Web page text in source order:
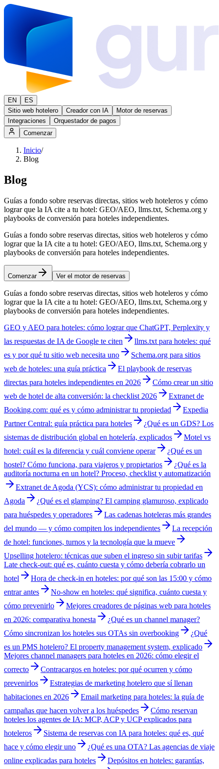
EN
ES
Sitio web hotelero
Creador con IA
Motor de reservas
Integraciones
Orquestador de pagos
Comenzar
Inicio/
Blog
Blog
Guías a fondo sobre reservas directas, sitios web hoteleros y cómo
lograr que la IA cite a tu hotel: GEO/AEO, llms.txt, Schema.org y
playbooks de conversión para hoteles independientes.
Guías a fondo sobre reservas directas, sitios web hoteleros y cómo
lograr que la IA cite a tu hotel: GEO/AEO, llms.txt, Schema.org y
playbooks de conversión para hoteles independientes.
Comenzar Ver el motor de reservas
Guías a fondo sobre reservas directas, sitios web hoteleros y cómo
lograr que la IA cite a tu hotel: GEO/AEO, llms.txt, Schema.org y
playbooks de conversión para hoteles independientes.
GEO y AEO para hoteles: cómo lograr que ChatGPT, Perplexity y
las respuestas de IA de Google te citen
llms.txt para hoteles: qué
es y por qué tu sitio web necesita uno
Schema.org para sitios
web de hoteles: una guía práctica
El playbook de reservas
directas para hoteles independientes en 2026
Cómo crear un sitio
web de hotel de alta conversión: la checklist 2026
Extranet de
Booking.com: qué es y cómo administrar tu propiedad
Expedia
Partner Central: guía práctica para hoteles
¿Qué es un GDS? Los
sistemas de distribución global en hotelería, explicados
Motel vs
hotel: cuál es la diferencia y cuál conviene operar
¿Qué es un
hostel? Cómo funciona, para viajeros y propietarios
¿Qué es la
auditoría nocturna en un hotel? Proceso, checklist y automatización
Extranet de Agoda (YCS): cómo administrar tu propiedad en
Agoda
¿Qué es el glamping? El camping glamuroso, explicado
para huéspedes y operadores
Las cadenas hoteleras más grandes
del mundo — y cómo compiten los independientes
La recepción
de hotel: funciones, turnos y la tecnología que la mueve
Upselling hotelero: técnicas que suben el ingreso sin subir tarifas
Late check-out: qué es, cuánto cuesta y cómo debería cobrarlo un
hotel
Hora de check-in en hoteles: por qué son las 15:00 y cómo
entrar antes
No-show en hoteles: qué significa, cuánto cuesta y
cómo prevenirlo
Mejores creadores de páginas web para hoteles
en 2026: comparativa honesta
¿Qué es un channel manager?
Cómo sincronizan los hoteles sus OTAs sin overbooking
¿Qué
es un PMS hotelero? El property management system, explicado
Mejores channel managers para hoteles en 2026: cómo elegir el
correcto
Contracargos en hoteles: por qué ocurren y cómo
prevenirlos
Estrategias de marketing hotelero que sí llenan
habitaciones en 2026
Email marketing para hoteles: la guía de
campañas que hacen volver a los huéspedes
Cómo reservan
hoteles los agentes de IA: MCP, ACP y UCP explicados para
hoteleros
Sistema de reservas con IA para hoteles: qué es, qué
hace y cómo elegir uno
¿Qué es una OTA? Las agencias de viaje
online explicadas para hoteles
Depósitos en hoteles: garantías,